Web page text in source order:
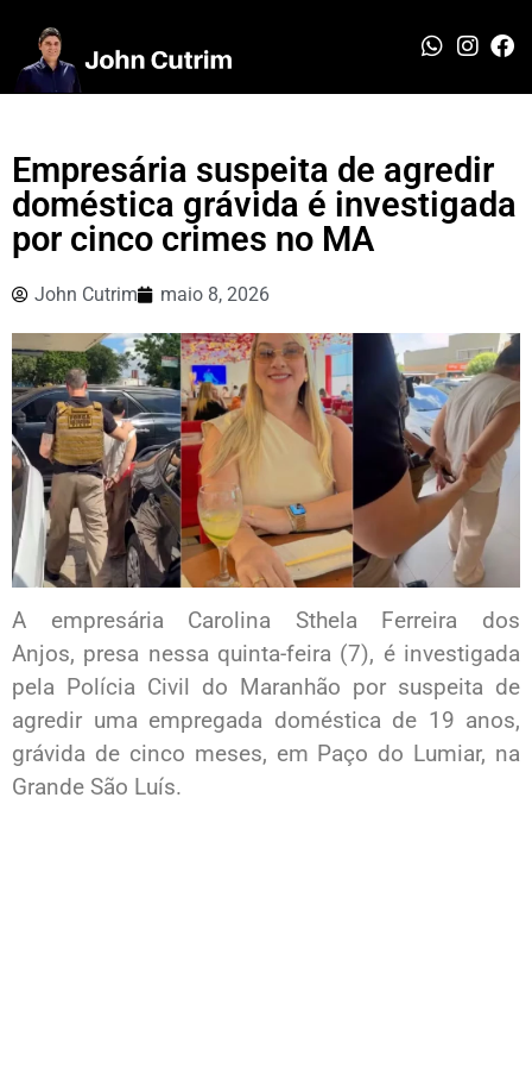
Empresária suspeita de agredir
doméstica grávida é investigada
por cinco crimes no MA
John Cutrim maio 8, 2026
A empresária Carolina Sthela Ferreira dos
Anjos, presa nessa quinta-feira (7), é investigada
pela Polícia Civil do Maranhão por suspeita de
agredir uma empregada doméstica de 19 anos,
grávida de cinco meses, em Paço do Lumiar, na
Grande São Luís.